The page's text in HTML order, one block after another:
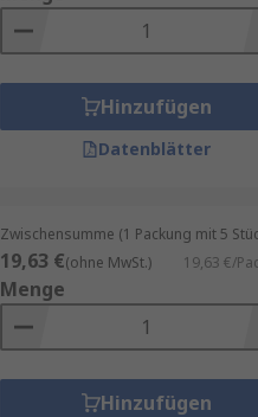
Hinzufügen
Datenblätter
Zwischensumme (1 Packung mit 5
19,63 €(ohne MwSt.) 19,63 €/
Menge
Hinzufügen